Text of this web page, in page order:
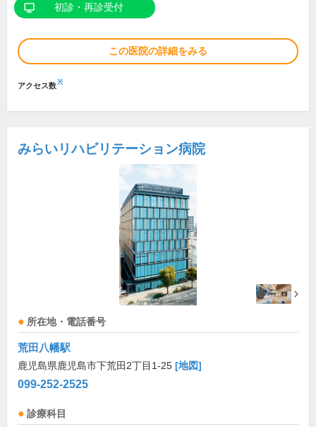
初診・再診受付
この医院の詳細をみる
アクセス数※
みらいリハビリテーション病院
所在地・電話番号
荒田八幡駅
鹿児島県鹿児島市下荒田2丁目1-25 [地図]
099-252-2525
診療科目